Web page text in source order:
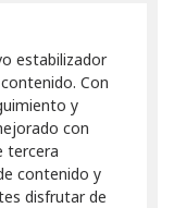
estabilizador
Con
y
con
tercera
contenido y
disfrutar de